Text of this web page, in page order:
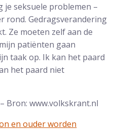
je seksuele problemen –
rond. Gedragsverandering
Ze moeten zelf aan de
patiënten gaan
taak op. Ik kan het paard
het paard niet
Bron: www.volkskrant.nl
en ouder worden